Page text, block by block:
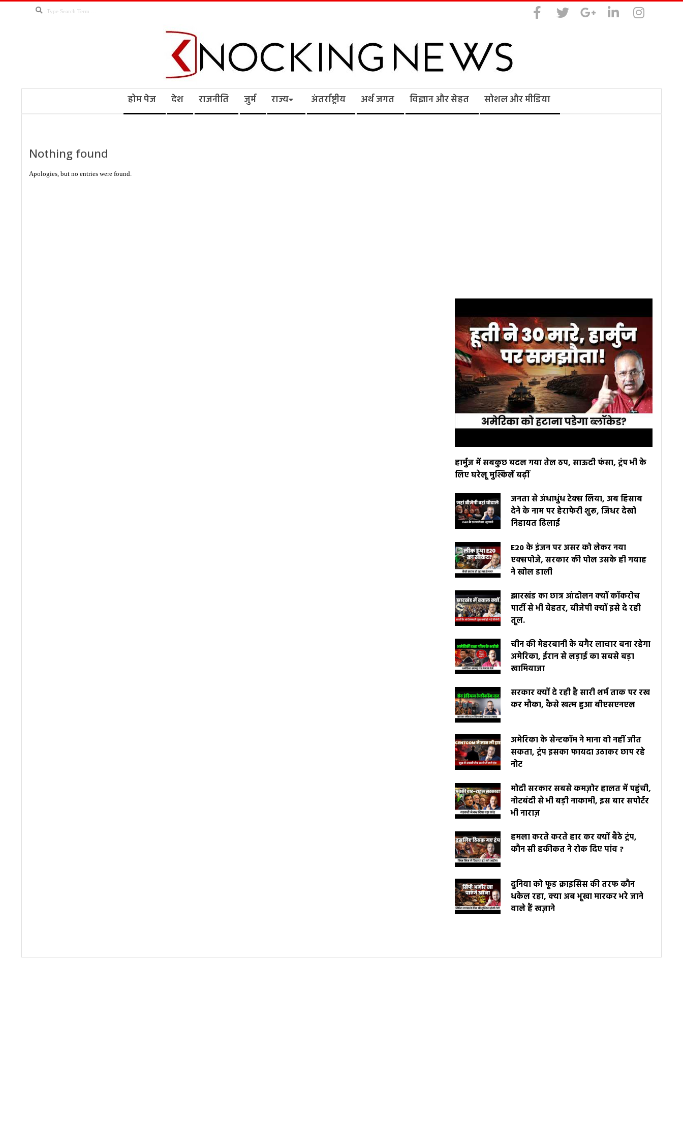
Search
Knocking
होम पेज देश राजनीति जुर्म राज्य अंतर्राष्ट्रीय अर्थ जगत विज्ञान और सेहत सोशल और मीडिया
Nothing found
Apologies, but no entries were found.
हार्मुज में सबकुछ बदल गया तेल ठप, साऊदी फंसा, ट्रंप भी के
लिए घरेलू मुश्किलें बढ़ीं
जनता से अंधाधुंध टेक्स लिया, अब हिसाब
देने के नाम पर हेराफेरी शुरू, जिधर देखो
निहायत ढिलाई
E20 के इंजन पर असर को लेकर नया
एक्सपोजे, सरकार की पोल उसके ही गवाह
ने खोल डाली
झारखंड का छात्र आंदोलन क्यों कॉकरोच
पार्टी से भी बेहतर, बीजेपी क्यों इसे दे रही
तूल.
चीन की मेहरबानी के बगैर लाचार बना रहेगा
अमेरिका, ईरान से लड़ाई का सबसे बड़ा
खामियाजा
सरकार क्यों दे रही है सारी शर्म ताक पर रख
कर मौका, कैसे खत्म हुआ बीएसएनएल
अमेरिका के सेन्टकॉम ने माना वो नहीं जीत
सकता, ट्रंप इसका फायदा उठाकर छाप रहे
नोट
मोदी सरकार सबसे कमज़ोर हालत में पहुंची,
नोटबंदी से भी बड़ी नाकामी, इस बार सपोर्टर
भी नाराज़
हमला करते करते हार कर क्यों बैठे ट्रंप,
कौन सी हकीकत ने रोक दिए पांव ?
दुनिया को फूड क्राइसिस की तरफ कौन
धकेल रहा, क्या अब भूखा मारकर भरे जाने
वाले हैं खज़ाने